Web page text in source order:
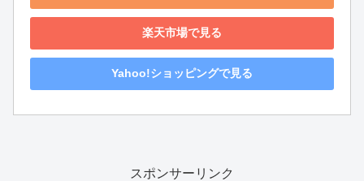
楽天市場で見る
Yahoo!ショッピングで見る
スポンサーリンク